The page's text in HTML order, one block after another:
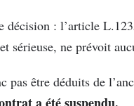
décision : l’article
sérieuse, ne prévoit
pas être déduits de